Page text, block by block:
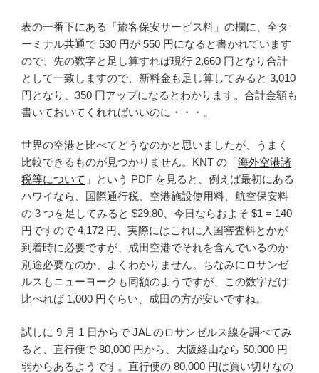
表の一番下にある「旅客保安サービス料」の欄に、全タ
ーミナル共通で 530 円が 550 円になると書かれています
ので、先の数字と足し算すれば現行 2,660 円となり合計
として一致しますので、新料金も足し算してみると 3,010
円となり、350 円アップになるとわかります。合計金額も
書いておいてくれればいいのに・・・。
世界の空港と比べてどうなのかと思いましたが、うまく
比較できるものが見つかりません。KNT の「海外空港諸
税等について 」という PDF を見ると、例えば最初にある
ハワイなら、国際通行税、空港施設使用料、航空保安料
の 3 つを足してみると $29.80、今日ならおよそ $1 = 140
円ですので 4,172 円、実際にはこれに入国審査料とかが
到着時に必要ですが、成田空港でそれを含んでいるのか
別途必要なのか、よくわかりません。ちなみにロサンゼ
ルスもニューヨークも同額のようですが、この数字だけ
比べれば 1,000 円ぐらい、成田の方が安いですね。
試しに 9 月 1 日からで JAL のロサンゼルス線を調べてみ
ると、直行便で 80,000 円から、大阪経由なら 50,000 円
弱からあるようです。直行便の 80,000 円は買い切りなの